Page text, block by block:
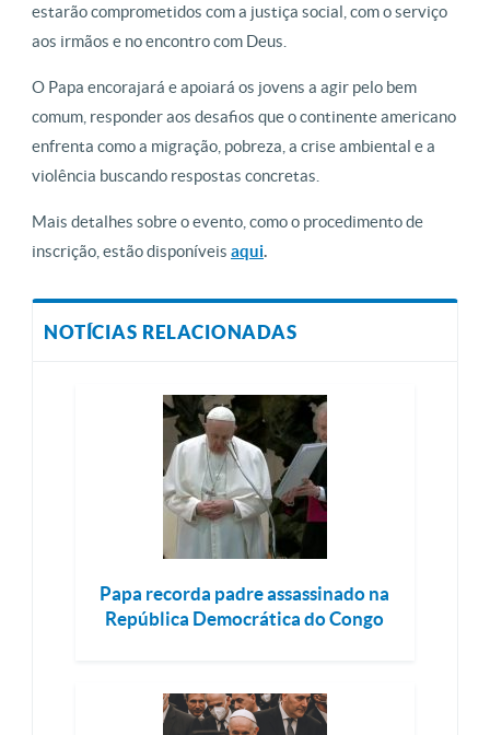
estarão comprometidos com a justiça social, com o serviço
aos irmãos e no encontro com Deus.
O Papa encorajará e apoiará os jovens a agir pelo bem
comum, responder aos desafios que o continente americano
enfrenta como a migração, pobreza, a crise ambiental e a
violência buscando respostas concretas.
Mais detalhes sobre o evento, como o procedimento de
inscrição, estão disponíveis aqui.
NOTÍCIAS RELACIONADAS
Papa recorda padre assassinado na
República Democrática do Congo